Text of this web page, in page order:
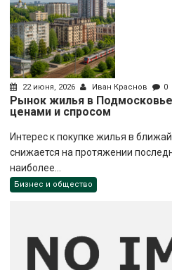
22 июня, 2026 Иван Краснов 0
Рынок жилья в
ценами и спросом
Интерес к покупке жилья в
снижается на протяжении
наиболее...
Бизнес и общество